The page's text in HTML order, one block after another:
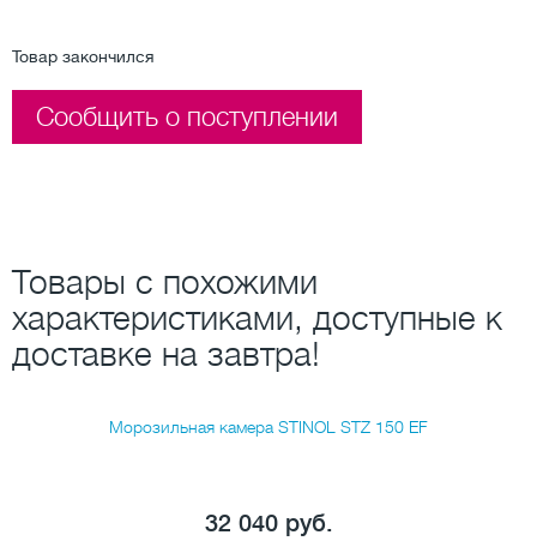
Товар закончился
Сообщить о поступлении
Товары с похожими
характеристиками, доступные к
доставке на завтра!
Морозильная камера STINOL STZ 150 EF
32 040 руб.